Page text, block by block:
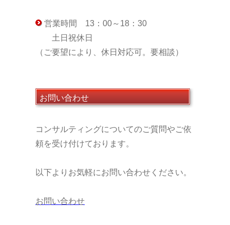
営業時間 13：00～18：30
土日祝休日
（ご要望により、休日対応可。要相談）
お問い合わせ
コンサルティングについてのご質問やご依
頼を受け付けております。
以下よりお気軽にお問い合わせください。
お問い合わせ